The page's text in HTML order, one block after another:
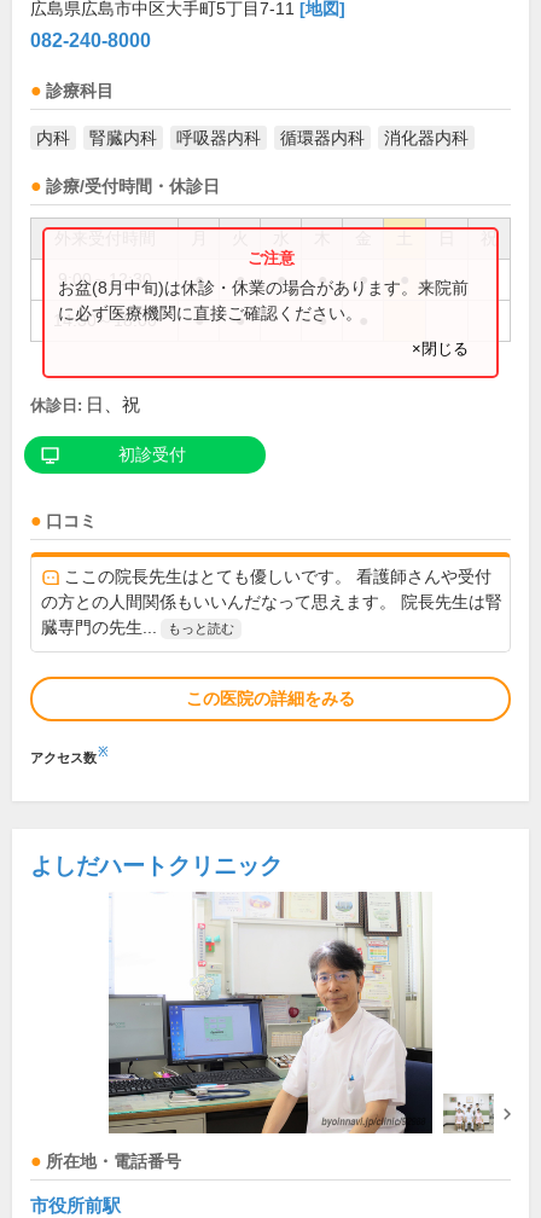
広島県広島市中区大手町5丁目7-11 [地図]
082-240-8000
診療科目
内科 腎臓内科 呼吸器内科 循環器内科 消化器内科
診療/受付時間・休診日
祝
9:00～12:30 ● ● ● ● ●
14:30～18:00 ● ● ●
お盆(8月中旬)は休診・休業の場合があります。来院前
に必ず医療機関に直接ご確認ください。
×閉じる
休診日: 日、祝
初診受付
口コミ
ここの院長先生はとても優しいです。 看護師さんや受付
の方との人間関係もいいんだなって思えます。 院長先生は腎
臓専門の先生...
もっと読む
この医院の詳細をみる
アクセス数※
よしだハートクリニック
所在地・電話番号
市役所前駅